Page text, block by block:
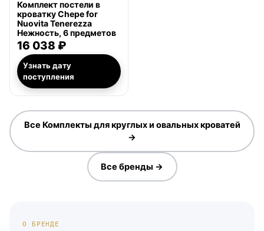
Комплект постели в
кроватку Chepe for
Nuovita Tenerezza
Нежность, 6 предметов
16 038 ₽
Узнать дату
поступления
Все Комплекты для круглых и овальных кроватей
→
Все бренды →
О БРЕНДЕ